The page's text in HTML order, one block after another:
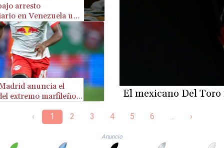
arresto
en Venezuela un
de origen
anuncia el
extremo marfileño
El mexicano Del Toro
‹ 1 2 3 4 5 6 ... ›
Anuncio